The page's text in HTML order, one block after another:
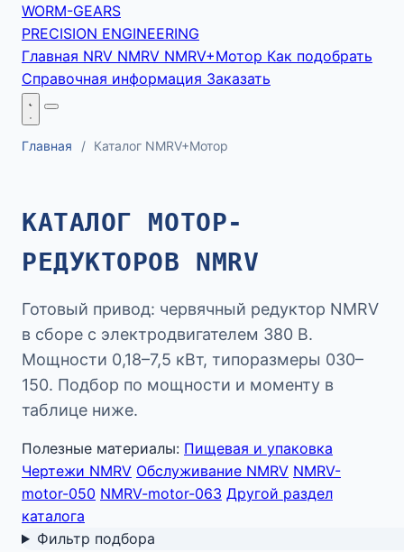
WORM-GEARS
PRECISION ENGINEERING
Главная NRV NMRV NMRV+Мотор Как подобрать
Справочная информация Заказать
Главная / Каталог NMRV+Мотор
КАТАЛОГ МОТОР-
РЕДУКТОРОВ NMRV
Готовый привод: червячный редуктор NMRV
в сборе с электродвигателем 380 В.
Мощности 0,18–7,5 кВт, типоразмеры 030–
150. Подбор по мощности и моменту в
таблице ниже.
Полезные материалы: Пищевая и упаковка
Чертежи NMRV Обслуживание NMRV NMRV-
motor-050 NMRV-motor-063 Другой раздел
каталога
Фильтр подбора